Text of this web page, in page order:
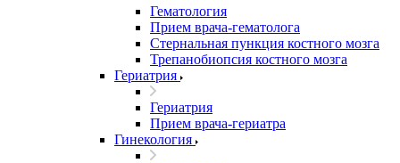
Гематология
Прием врача-гематолога
Стернальная пункция костного мозга
Трепанобиопсия костного мозга
Гериатрия
Гериатрия
Прием врача-гериатра
Гинекология